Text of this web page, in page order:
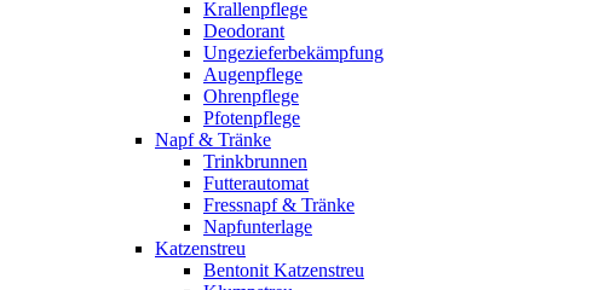
Krallenpflege
Deodorant
Ungezieferbekämpfung
Augenpflege
Ohrenpflege
Pfotenpflege
Napf & Tränke
Trinkbrunnen
Futterautomat
Fressnapf & Tränke
Napfunterlage
Katzenstreu
Bentonit Katzenstreu